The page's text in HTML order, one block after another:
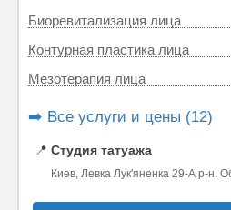
Биоревитализация лица
Контурная пластика лица
Мезотерапия лица
➡️ Все услуги и цены (12)
📍 Студия татуажа
Киев, Левка Лук'яненка 29-А р-н.